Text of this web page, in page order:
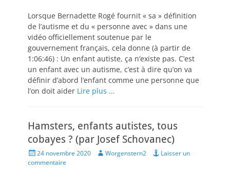
Lorsque Bernadette Rogé fournit « sa » définition
de l’autisme et du « personne avec » dans une
vidéo officiellement soutenue par le
gouvernement français, cela donne (à partir de
1:06:46) : Un enfant autiste, ça n’existe pas. C’est
un enfant avec un autisme, c’est à dire qu’on va
définir d’abord l’enfant comme une personne que
l’on doit aider Lire plus …
Hamsters, enfants autistes, tous
cobayes ? (par Josef Schovanec)
Posted
on
24 novembre 2020 AuthorWorgenstern2
Laisser un
commentaire